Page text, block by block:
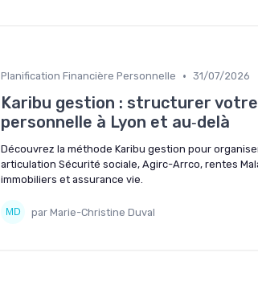
Planification Financière Personnelle • 31/07/2026
Karibu gestion : structurer
personnelle à Lyon et au‑delà
Découvrez la méthode Karibu gestion pour
articulation Sécurité sociale, Agirc-Arrco, rentes
immobiliers et assurance vie.
par Marie-Christine Duval